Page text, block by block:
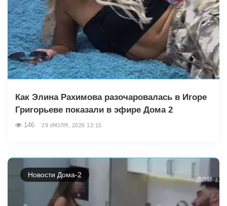
Как Элина Рахимова разочаровалась в Игоре
Григорьеве показали в эфире Дома 2
146 29 ИЮЛЯ, 2026 12:15
Новости Дома-2